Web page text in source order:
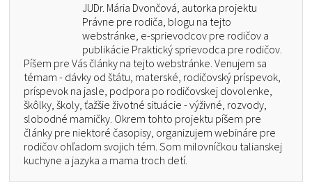
JUDr. Mária Dvončová, autorka projektu
Právne pre rodiča, blogu na tejto
webstránke, e-sprievodcov pre rodičov a
publikácie Praktický sprievodca pre rodičov.
Píšem pre Vás články na tejto webstránke. Venujem sa
témam - dávky od štátu, materské, rodičovský príspevok,
príspevok na jasle, podpora po rodičovskej dovolenke,
škôlky, školy, ťažšie životné situácie - výživné, rozvody,
slobodné mamičky. Okrem tohto projektu píšem pre
články pre niektoré časopisy, organizujem webináre pre
rodičov ohľadom svojich tém. Som milovníčkou talianskej
kuchyne a jazyka a mama troch detí.